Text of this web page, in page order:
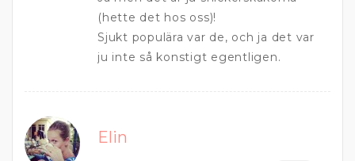
(hette det hos oss)!
Sjukt populära var de, och ja det var
ju inte så konstigt egentligen.
Elin